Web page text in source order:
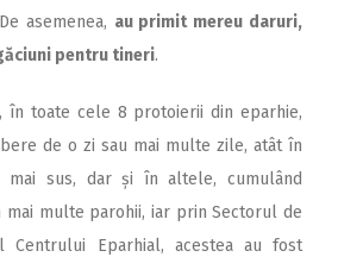
asemenea, au primit mereu daruri,
pentru tineri.
în toate cele 8 protoierii din eparhie,
de o zi sau mai multe zile, atât în
mai sus, dar și în altele, cumulând
mai multe parohii, iar prin Sectorul de
Centrului Eparhial, acestea au fost